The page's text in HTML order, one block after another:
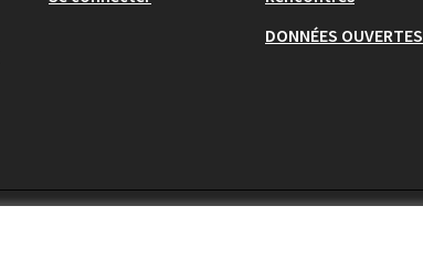
DONNÉES OUVERTES